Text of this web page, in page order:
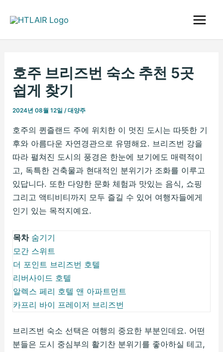
호주 브리즈번 숙소 추천 5곳
쉽게 찾기
2024년 08월 12일/대양주
호주의 퀸즐랜드 주에 위치한 이 멋진 도시는 따뜻한 기
후와 아름다운 자연경관으로 유명해요. 브리즈번 강을
따라 펼쳐진 도시의 풍경은 한눈에 보기에도 매력적이
고, 독특한 건축물과 현대적인 분위기가 조화를 이루고
있답니다. 또한 다양한 문화 체험과 맛있는 음식, 쇼핑
그리고 액티비티까지 모두 즐길 수 있어 여행자들에게
인기 있는 목적지예요.
목차 숨기기
모간 스위트
더 포인트 브리즈번 호텔
리버사이드 호텔
알렉스 페리 호텔 앤 아파트먼트
카프리 바이 프레이저 브리즈번
브리즈번 숙소 선택은 여행의 중요한 부분인데요. 어떤
분들은 도시 중심부의 활기찬 분위기를 좋아하실 테고,